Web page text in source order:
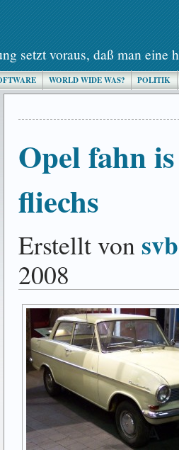
setzt voraus, daß man eine
WORLD WIDE WAS? POLITIK
Opel fahn
fliechs
Erstellt vonsvb
2008